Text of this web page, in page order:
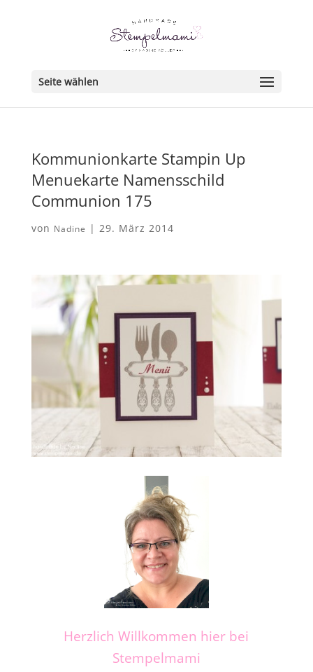
Seite wählen
Kommunionkarte Stampin Up
Menuekarte Namensschild
Communion 175
von Nadine | 29. März 2014
Herzlich Willkommen hier bei
Stempelmami